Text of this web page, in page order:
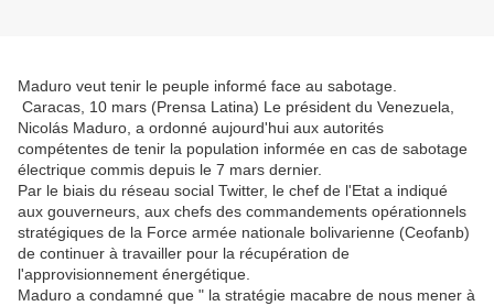
Maduro veut tenir le peuple informé face au sabotage.
Caracas, 10 mars (Prensa Latina) Le président du Venezuela,
Nicolás Maduro, a ordonné aujourd'hui aux autorités
compétentes de tenir la population informée en cas de sabotage
électrique commis depuis le 7 mars dernier.
Par le biais du réseau social Twitter, le chef de l'Etat a indiqué
aux gouverneurs, aux chefs des commandements opérationnels
stratégiques de la Force armée nationale bolivarienne (Ceofanb)
de continuer à travailler pour la récupération de
l'approvisionnement énergétique.
Maduro a condamné que " la stratégie macabre de nous mener à